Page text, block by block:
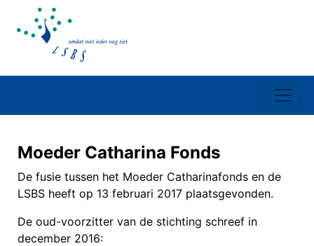
Moeder Catharina Fonds
De fusie tussen het Moeder Catharinafonds en de
LSBS heeft op 13 februari 2017 plaatsgevonden.
De oud-voorzitter van de stichting schreef in
december 2016: